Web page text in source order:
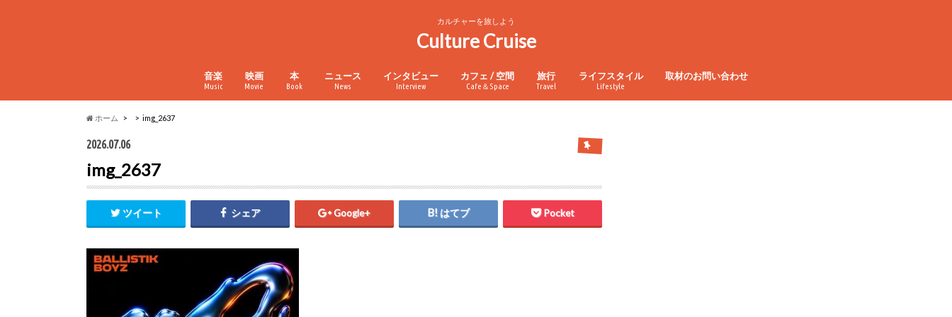
カルチャーを旅しよう
Culture Cruise
音楽
Music
映画
Movie
本
Book
ニュース
News
インタビュー
Interview
カフェ / 空間
Cafe＆Space
旅行
Travel
ライフスタイル
Lifestyle
取材のお問い合わせ
ホーム img_2637
2026.07.06
img_2637
ツイート シェア Google+ はてブ Pocket